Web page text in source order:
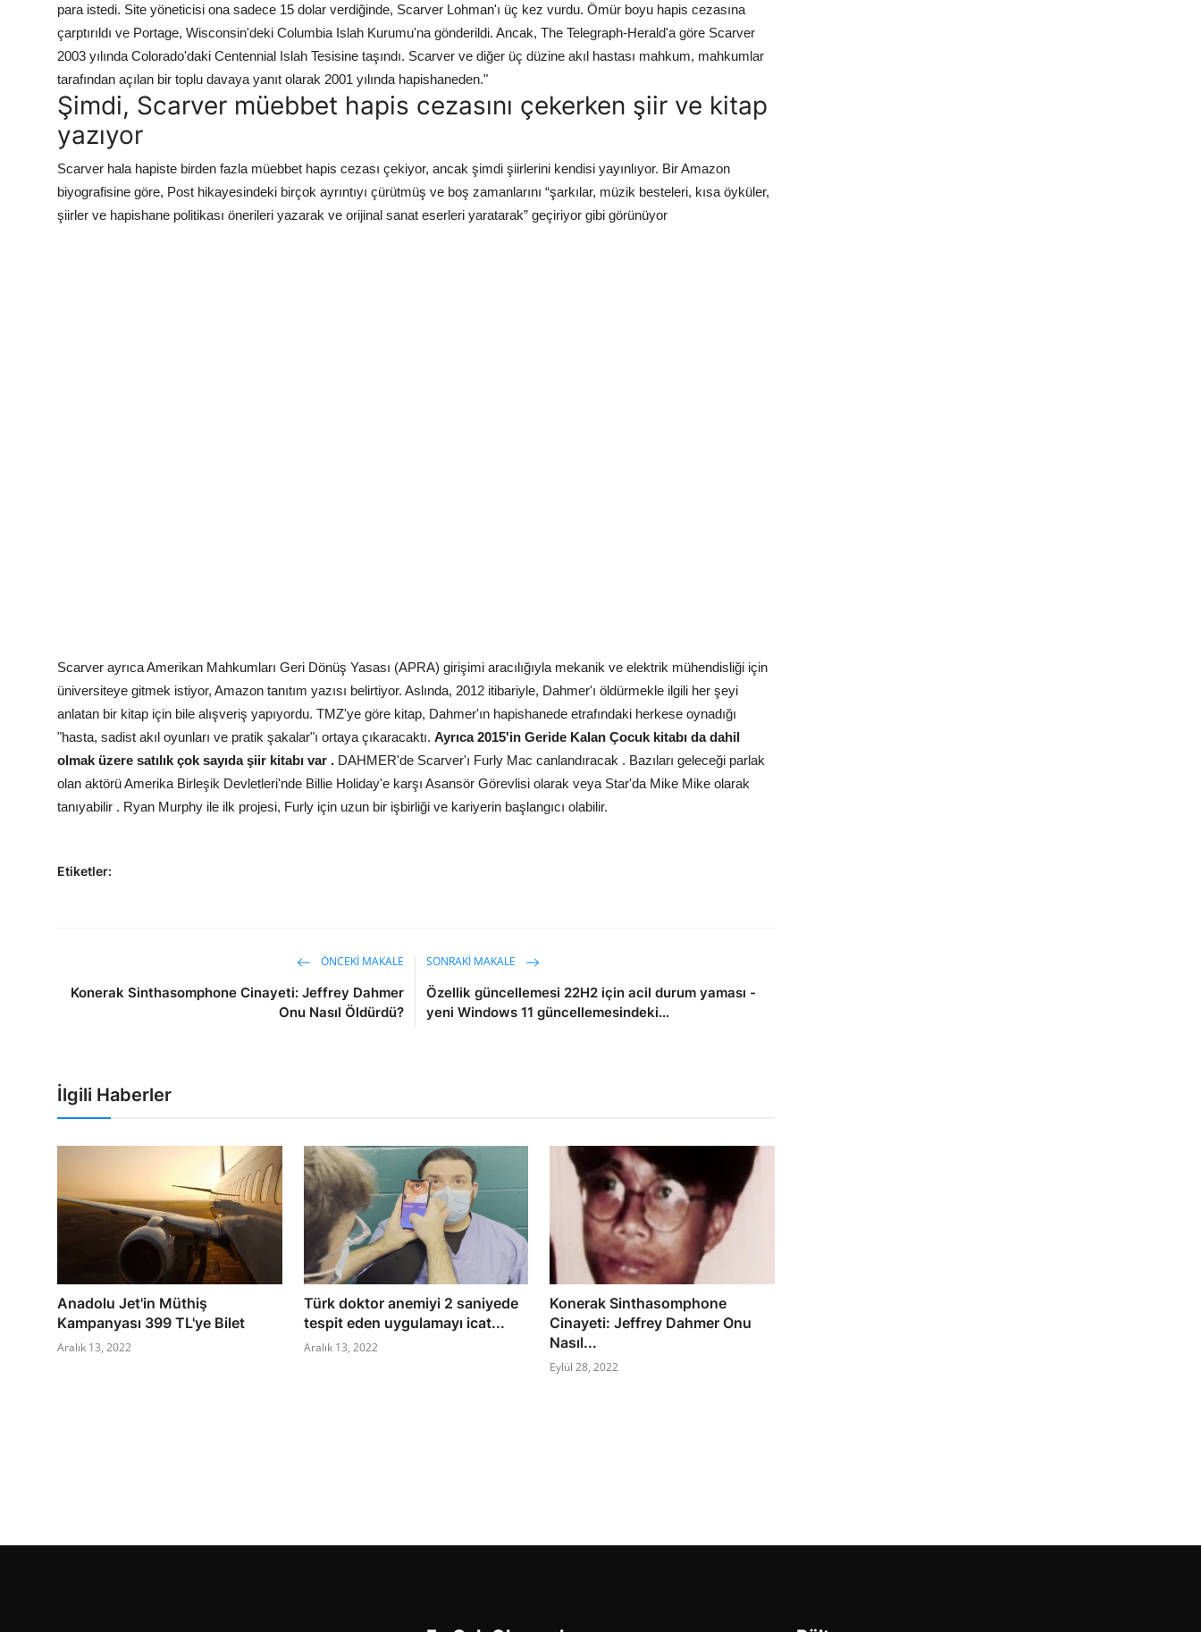
para istedi. Site yöneticisi ona sadece 15 dolar verdiğinde, Scarver Lohman'ı üç kez vurdu. Ömür boyu hapis cezasına
çarptırıldı ve Portage, Wisconsin'deki Columbia Islah Kurumu'na gönderildi. Ancak, The Telegraph-Herald'a göre Scarver
2003 yılında Colorado'daki Centennial Islah Tesisine taşındı. Scarver ve diğer üç düzine akıl hastası mahkum, mahkumlar
tarafından açılan bir toplu davaya yanıt olarak 2001 yılında hapishaneden."
Şimdi, Scarver müebbet hapis cezasını çekerken şiir ve kitap
yazıyor
Scarver hala hapiste birden fazla müebbet hapis cezası çekiyor, ancak şimdi şiirlerini kendisi yayınlıyor. Bir Amazon
biyografisine göre, Post hikayesindeki birçok ayrıntıyı çürütmüş ve boş zamanlarını “şarkılar, müzik besteleri, kısa öyküler,
şiirler ve hapishane politikası önerileri yazarak ve orijinal sanat eserleri yaratarak” geçiriyor gibi görünüyor
Scarver ayrıca Amerikan Mahkumları Geri Dönüş Yasası (APRA) girişimi aracılığıyla mekanik ve elektrik mühendisliği için
üniversiteye gitmek istiyor, Amazon tanıtım yazısı belirtiyor. Aslında, 2012 itibariyle, Dahmer'ı öldürmekle ilgili her şeyi
anlatan bir kitap için bile alışveriş yapıyordu. TMZ'ye göre kitap, Dahmer'ın hapishanede etrafındaki herkese oynadığı
"hasta, sadist akıl oyunları ve pratik şakalar"ı ortaya çıkaracaktı. Ayrıca 2015'in Geride Kalan Çocuk kitabı da dahil
olmak üzere satılık çok sayıda şiir kitabı var . DAHMER'de Scarver'ı Furly Mac canlandıracak . Bazıları geleceği parlak
olan aktörü Amerika Birleşik Devletleri'nde Billie Holiday'e karşı Asansör Görevlisi olarak veya Star'da Mike Mike olarak
tanıyabilir . Ryan Murphy ile ilk projesi, Furly için uzun bir işbirliği ve kariyerin başlangıcı olabilir.
Etiketler:
ÖNCEKI MAKALE
Konerak Sinthasomphone Cinayeti: Jeffrey Dahmer
Onu Nasıl Öldürdü?
SONRAKI MAKALE
Özellik güncellemesi 22H2 için acil durum yaması -
yeni Windows 11 güncellemesindeki...
İlgili Haberler
Anadolu Jet'in Müthiş
Kampanyası 399 TL'ye Bilet
Aralık 13, 2022
Türk doktor anemiyi 2 saniyede
tespit eden uygulamayı icat...
Aralık 13, 2022
Konerak Sinthasomphone
Cinayeti: Jeffrey Dahmer Onu
Nasıl...
Eylül 28, 2022